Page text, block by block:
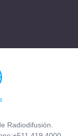
Radiodifusión.